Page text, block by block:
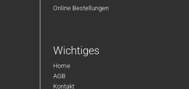
Online Bestellungen
Wichtiges
Home
AGB
Kontakt